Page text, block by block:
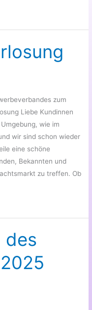
zum
Liebe Kundinnen
wie im
wir sind schon wieder
eine schöne
Bekannten und
zu treffen. Ob
des